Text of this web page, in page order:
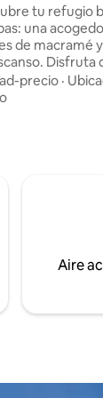
tu refugio
una
de macramé
Disfruta
Smart TV y
comodidad
del vibrante
sumérgete
precio ·
Aire